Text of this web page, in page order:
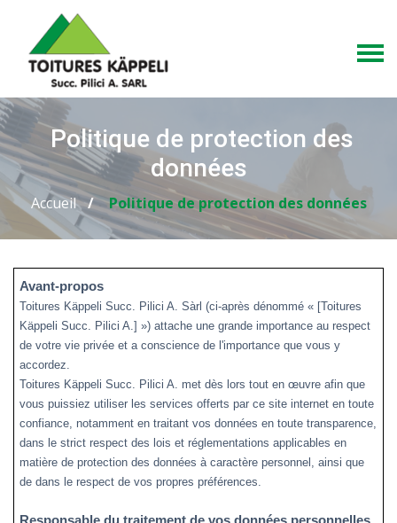
Politique de protection des
données
Accueil Politique de protection des données
Avant-propos
Toitures Käppeli Succ. Pilici A. Sàrl (ci-après dénommé « [Toitures
Käppeli Succ. Pilici A.] ») attache une grande importance au respect
de votre vie privée et a conscience de l'importance que vous y
accordez.
Toitures Käppeli Succ. Pilici A. met dès lors tout en œuvre afin que
vous puissiez utiliser les services offerts par ce site internet en toute
confiance, notamment en traitant vos données en toute transparence,
dans le strict respect des lois et réglementations applicables en
matière de protection des données à caractère personnel, ainsi que
de dans le respect de vos propres préférences.